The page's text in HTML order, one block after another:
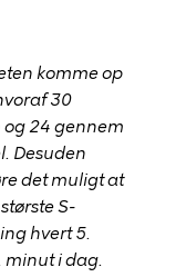
komme op
30
24 gennem
Desuden
det muligt at
S-
hvert 5.
minut i dag.